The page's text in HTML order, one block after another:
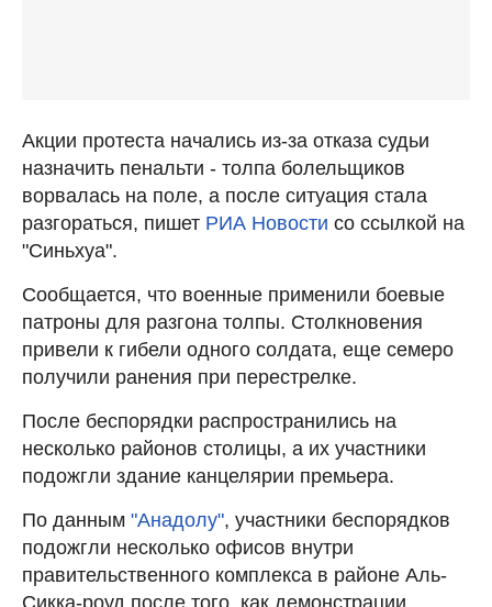
Акции протеста начались из-за отказа судьи
назначить пенальти - толпа болельщиков
ворвалась на поле, а после ситуация стала
разгораться, пишет РИА Новости со ссылкой на
"Синьхуа".
Сообщается, что военные применили боевые
патроны для разгона толпы. Столкновения
привели к гибели одного солдата, еще семеро
получили ранения при перестрелке.
После беспорядки распространились на
несколько районов столицы, а их участники
подожгли здание канцелярии премьера.
По данным "Анадолу", участники беспорядков
подожгли несколько офисов внутри
правительственного комплекса в районе Аль-
Сикка-роуд после того, как демонстрации